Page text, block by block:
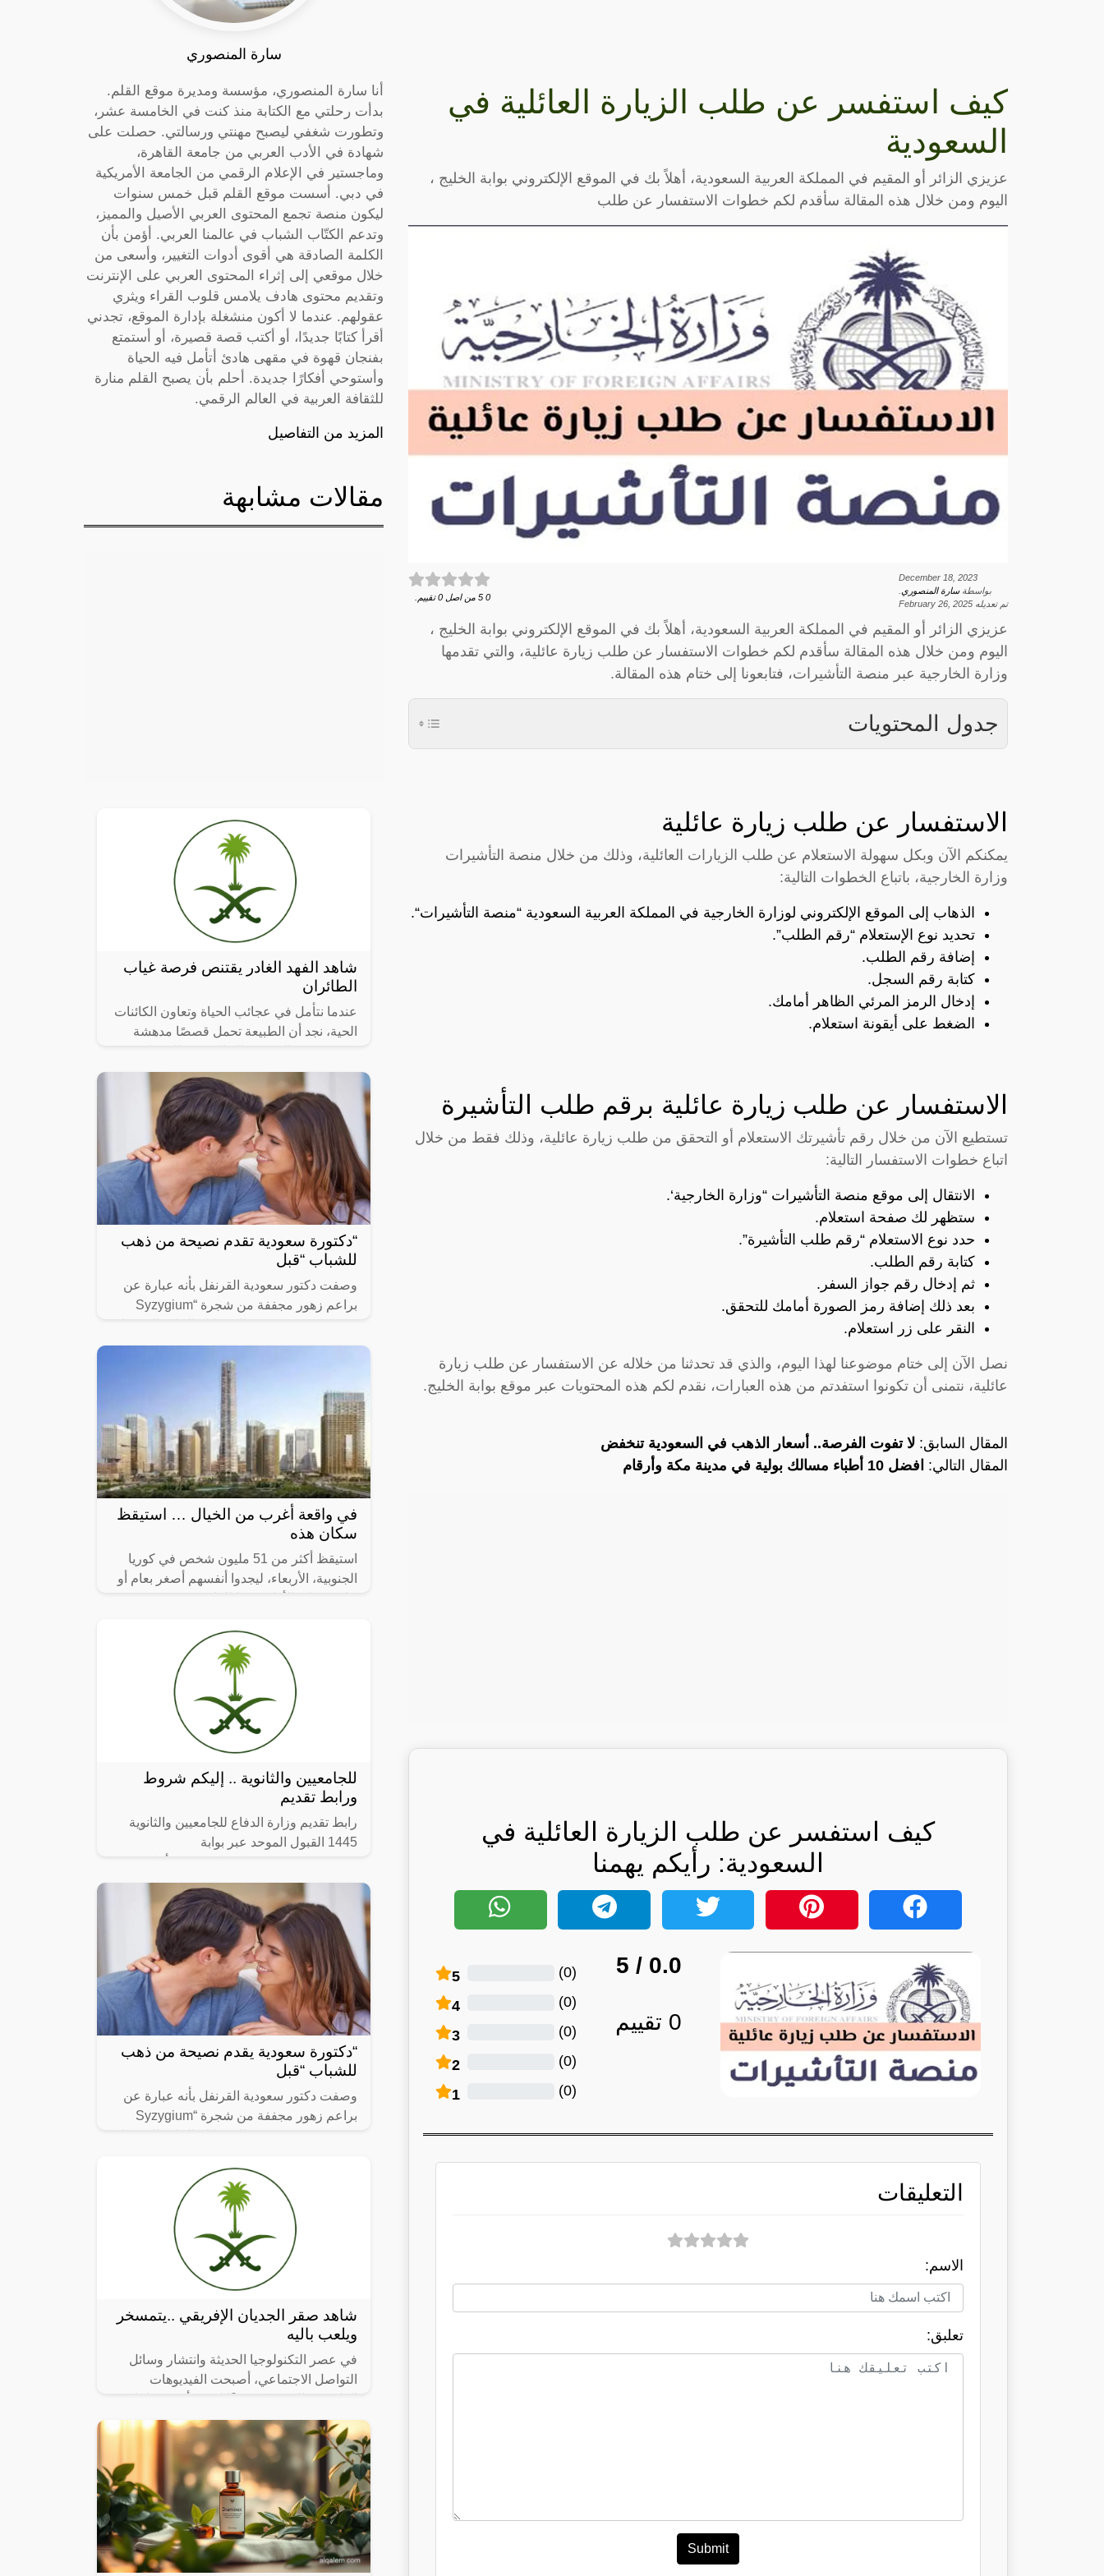
كيف استفسر عن طلب الزيارة العائلية في
السعودية
عزيزي الزائر أو المقيم في المملكة العربية السعودية، أهلاً بك في الموقع الإلكتروني بوابة الخليج ،
اليوم ومن خلال هذه المقالة سأقدم لكم خطوات الاستفسار عن طلب
December 18, 2023
بواسطةسارة المنصوري
تم تعديله February 26, 2025
0
5 من اصل 0 تقييم.
عزيزي الزائر أو المقيم في المملكة العربية السعودية، أهلاً بك في الموقع الإلكتروني بوابة الخليج ،
اليوم ومن خلال هذه المقالة سأقدم لكم خطوات الاستفسار عن طلب زيارة عائلية، والتي تقدمها
وزارة الخارجية عبر منصة التأشيرات، فتابعونا إلى ختام هذه المقالة.
جدول المحتويات
الاستفسار عن طلب زيارة عائلية
يمكنكم الآن وبكل سهولة الاستعلام عن طلب الزيارات العائلية، وذلك من خلال منصة التأشيرات
وزارة الخارجية، باتباع الخطوات التالية:
الذهاب إلى الموقع الإلكتروني لوزارة الخارجية في المملكة العربية السعودية “منصة التأشيرات“.
تحديد نوع الإستعلام “رقم الطلب”.
إضافة رقم الطلب.
كتابة رقم السجل.
إدخال الرمز المرئي الظاهر أمامك.
الضغط على أيقونة استعلام.
الاستفسار عن طلب زيارة عائلية برقم طلب التأشيرة
تستطيع الآن من خلال رقم تأشيرتك الاستعلام أو التحقق من طلب زيارة عائلية، وذلك فقط من خلال
اتباع خطوات الاستفسار التالية:
الانتقال إلى موقع منصة التأشيرات “وزارة الخارجية‘.
ستظهر لك صفحة استعلام.
حدد نوع الاستعلام “رقم طلب التأشيرة”.
كتابة رقم الطلب.
ثم إدخال رقم جواز السفر.
بعد ذلك إضافة رمز الصورة أمامك للتحقق.
النقر على زر استعلام.
نصل الآن إلى ختام موضوعنا لهذا اليوم، والذي قد تحدثنا من خلاله عن الاستفسار عن طلب زيارة
عائلية، نتمنى أن تكونوا استفدتم من هذه العبارات، نقدم لكم هذه المحتويات عبر موقع بوابة الخليج.
المقال السابق: لا تفوت الفرصة.. أسعار الذهب في السعودية تنخفض
المقال التالي: افضل 10 أطباء مسالك بولية في مدينة مكة وأرقام
كيف استفسر عن طلب الزيارة العائلية في
السعودية: رأيكم يهمنا
0.0
/ 5
0 تقييم
5 (
0
)
4 (
0
)
3 (
0
)
2 (
0
)
1 (
0
)
التعليقات
الاسم:
تعلبق:
Submit
سارة المنصوري
أنا سارة المنصوري، مؤسسة ومديرة موقع القلم.
بدأت رحلتي مع الكتابة منذ كنت في الخامسة عشر،
وتطورت شغفي ليصبح مهنتي ورسالتي. حصلت على
شهادة في الأدب العربي من جامعة القاهرة،
وماجستير في الإعلام الرقمي من الجامعة الأمريكية
في دبي. أسست موقع القلم قبل خمس سنوات
ليكون منصة تجمع المحتوى العربي الأصيل والمميز،
وتدعم الكتّاب الشباب في عالمنا العربي. أؤمن بأن
الكلمة الصادقة هي أقوى أدوات التغيير، وأسعى من
خلال موقعي إلى إثراء المحتوى العربي على الإنترنت
وتقديم محتوى هادف يلامس قلوب القراء ويثري
عقولهم. عندما لا أكون منشغلة بإدارة الموقع، تجدني
أقرأ كتابًا جديدًا، أو أكتب قصة قصيرة، أو أستمتع
بفنجان قهوة في مقهى هادئ أتأمل فيه الحياة
وأستوحي أفكارًا جديدة. أحلم بأن يصبح القلم منارة
للثقافة العربية في العالم الرقمي.
المزيد من التفاصيل
مقالات مشابهة
شاهد الفهد الغادر يقتنص فرصة غياب
الطائران
عندما نتأمل في عجائب الحياة وتعاون الكائنات
الحية، نجد أن الطبيعة تحمل قصصًا مدهشة
فيها العطاء والرعاية الأبوية، تشعرنا
“دكتورة سعودية تقدم نصيحة من ذهب
للشباب “قبل
وصفت دكتور سعودية القرنفل بأنه عبارة عن
براعم زهور مجففة من شجرة “Syzygium
“yrtaceae”، وهو نبات دائم الخضرة ينمو في
في واقعة أغرب من الخيال … استيقظ
سكان هذه
استيقظ أكثر من 51 مليون شخص في كوريا
الجنوبية، الأربعاء، ليجدوا أنفسهم أصغر بعام أو
للجامعيين والثانوية .. إليكم شروط
ورابط تقديم
رابط تقديم وزارة الدفاع للجامعيين والثانوية
1445 القبول الموحد عبر بوابة
وزارة الدفاع بالمملكة العربية السعودية متمثلة
“دكتورة سعودية يقدم نصيحة من ذهب
للشباب “قبل
وصفت دكتور سعودية القرنفل بأنه عبارة عن
براعم زهور مجففة من شجرة “Syzygium
شاهد صقر الجديان الإفريقي ..يتمسخر
ويلعب باليه
في عصر التكنولوجيا الحديثة وانتشار وسائل
التواصل الاجتماعي، أصبحت الفيديوهات
اليومية، ومن بين الفيديوهات التي انتشرت